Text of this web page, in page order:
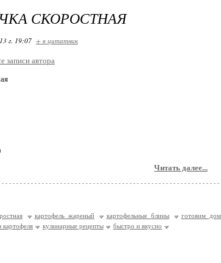
СКОРОСТНАЯ
г. 19:07 + в цитатник
записи автора
Читать далее...
картофель жареный картофельные блины
готовим
картофеля кулинарные рецепты быстро и вкусно